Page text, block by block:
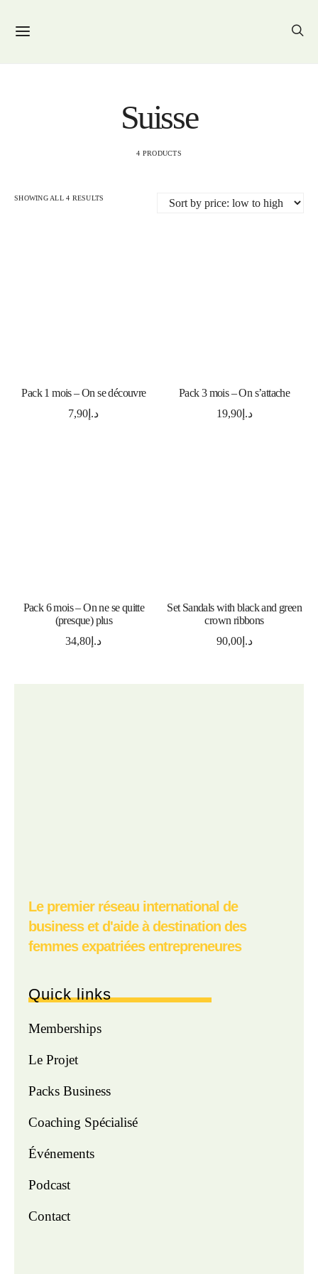
Suisse
4 PRODUCTS
SHOWING ALL 4 RESULTS
ADD TO CART
Pack 1 mois – On se découvre
د.إ 7,90
ADD TO CART
Pack 3 mois – On s’attache
د.إ19,90
ADD TO CART
Pack 6 mois – On ne se quitte
(presque) plus
د.إ 34,80
SELECT OPTIONS
Set Sandals with black and green
crown ribbons
د.إ90,00
Le premier réseau international de
business et d'aide à destination des
femmes expatriées entrepreneures
Quick links
Memberships
Le Projet
Packs Business
Coaching Spécialisé
Événements
Podcast
Contact